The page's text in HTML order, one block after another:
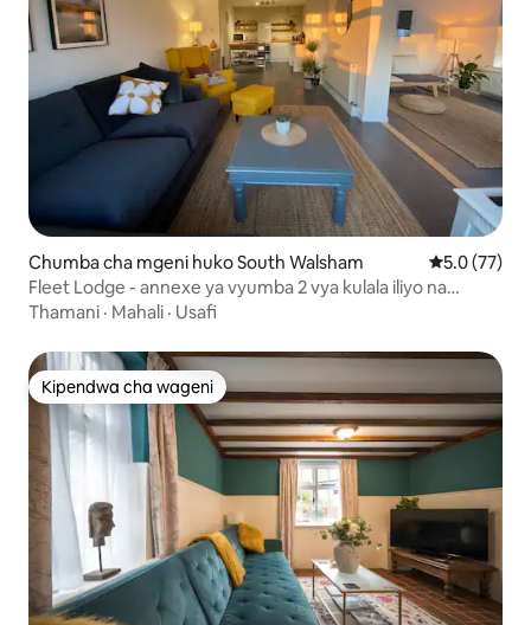
Chumba cha mgeni huko South Walsham Ukadiriaji
5.0 (77)
Fleet Lodge - annexe ya vyumba 2 vya kulala iliyo na
mwonekano wa Broads
Thamani · Mahali · Usafi
Kipendwa cha wageni
Kipendwa cha wageni